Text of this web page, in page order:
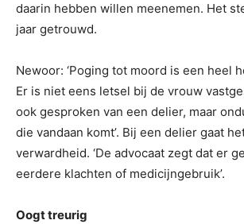
daarin hebben willen meenemen. Het
jaar getrouwd.
Newoor: ‘Poging tot moord is een heel
Er is niet eens letsel bij de vrouw
ook gesproken van een delier, maar
die vandaan komt’. Bij een delier gaat
verwardheid. ‘De advocaat zegt dat er
eerdere klachten of medicijngebruik’.
Oogt treurig